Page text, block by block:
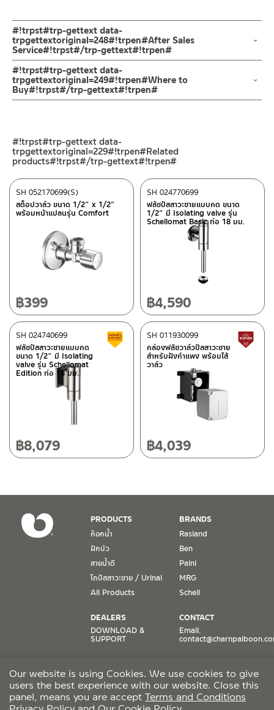
#!trpst#trp-gettext data-
trpgettextoriginal=248#!trpen#After Sales
Service#!trpst#/trp-gettext#!trpen#
ช่องทางออนไลน์
– Email: contact@charnpaiboon.com
– LINE: @Rasland
ศูนย์บริการและอะไหล่ กรุงเทพฯ
662/61-62 ถนน พระราม3 แขวงบางโพงพาง เขตยานนาวา กรุงเทพฯ
โทร: 02-358-0080 / 080-075-8668 / 091-545-0556
ศูนย์บริการและอะไหล่
118/33 โครงการอรสิริน ม.8 ต.สันปูเลย อ.ดอยสะเก็ด เชียงใหม่
50220
โทร: 080-075-2626
วันและเวลาทำการ
วันจันทร์ – วันศุกร์ เวลา 8:30-17:30 น.
หยุดวันอาทิตย์ และวันหยุดนักขัตฤกษ์
เงื่อนไขการรับประกันสินค้าได้ หากไม่มีเอกสารดังกล่าว
2. การรับประกันสินค้า จะรับประกันฉพาะสินค้าที่อยู่ในสภาพการใช้งาน
ปกติ หากมีตำหนิ ชำรุด ร้าว ตกพื้น หรือสภาพภายนอกอยู่ในสภาพที่ใช้
งานไม่ได้ ทางบริษัทฯ ถือว่าไม่อยู่ในเงื่อนไขการรับประกัน
3. การรับประกันสินค้า จะรับประกันเฉพาะชิ้นส่วนที่แจ้ง เช่น ก๊อกน้ำ จะ
เปลี่ยนเฉพาะชิ้นส่วนที่รับประกันนั้นๆ
4. ในกรณีที่ทางบริษัทฯ ต้องชดเชยสินค้าชิ้นใหม่ให้ลูกค้า ทางบริษัทฯ จะ
หายให้กับลูกค้า หากมีวัสดุอุปกรณ์ที่เกี่ยวเนื่องกับสินค้าของบริษัทฯ ที่มี
ผลกระทบกับการติดตั้งใหม่ หรือเกิดจากการรื้อถอนสินค้าที่เสียหาย ทา
งบริษัทฯ จะไม่รับผิดชอบถึงค่าใช้จ่าย หรือชดเชยวัสดุอุปกรณ์ที่เกี่ยว
#!trpst#trp-gettext data-
trpgettextoriginal=249#!trpen#Where to
Buy#!trpst#/trp-gettext#!trpen#
– Shopee
–Lazada
ติดต่อพนักงานขาย / Contact Sales Staff
โทร: 02-285-5795
LINE:@charnpaiboon.sales
ติดต่อ ชาญไพบูลย์ / Contact Us คลิกที่นี่
#!trpst#trp-gettext data-
trpgettextoriginal=229#!trpen#Related
products#!trpst#/trp-gettext#!trpen#
สต็อปวาล์ว ขนาด 1/2″ x 1/2″
พร้อมหน้าแปลนรุ่น Comfort
SH 052170699(S)
฿399
ฟลัชปัสสาวะชายแบบกด ขนาด
1/2″ มี Isolating valve รุ่น
Schellomat Basic ท่อ 18 มม.
SH 024770699
฿4,590
ฟลัชปัสสาวะชายแบบกด
ขนาด 1/2″ มี Isolating
valve รุ่น Schellomat
Edition ท่อ 18 มม.
SH 024740699 สินค้าลดราคา เคลียร์สต็อก
฿8,079
กล่องฟลัชวาล์วปัสสาวะชาย
สำหรับฝังกำแพง พร้อมไส้
วาล์ว
SH 011930099
฿4,039
PRODUCTS
ก๊อกน้ำ
ฝักบัว
สายน้ำดี
โถปัสสาวะชาย / Urinal
All Products
BRANDS
Rasland
Ben
Paini
MRG
Schell
DEALERS
DOWNLOAD &
SUPPORT
Lazada
Shopee
CONTACT
Email.
TikTok
Facebook
Our website is using Cookies. We use cookies to give
users the best experience with our website. Close this
panel, means you are accept Terms and Conditions